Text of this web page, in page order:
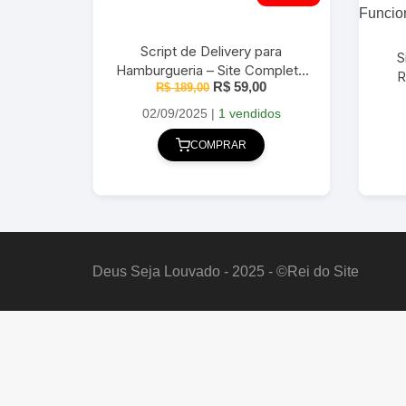
Script de Delivery para
Hamburgueria – Site Completo
em WordPress 2025
R$189,00 O
original
era:
R$ 189,00.
R$ 59,00O
atual
02/09/2025 | 1 vendidos
COMPRAR
Deus Seja Louvado - 2025 - ©Rei do Site